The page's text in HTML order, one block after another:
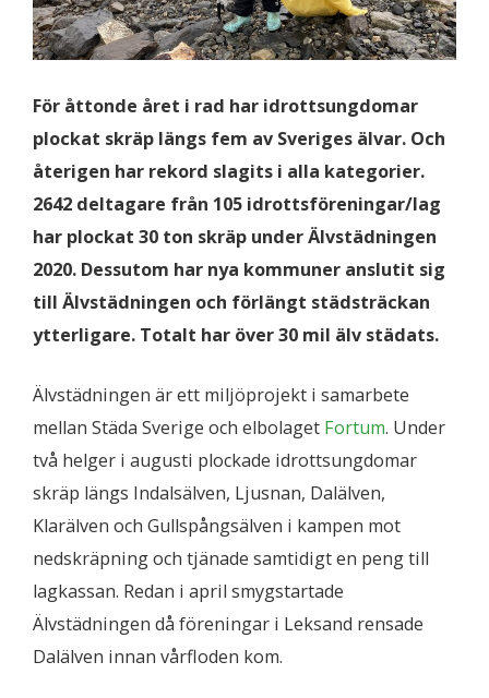
För åttonde året i rad har idrottsungdomar
plockat skräp längs fem av Sveriges älvar. Och
återigen har rekord slagits i alla kategorier.
2642 deltagare från 105 idrottsföreningar/lag
har plockat 30 ton skräp under Älvstädningen
2020. Dessutom har nya kommuner anslutit sig
till Älvstädningen och förlängt städsträckan
ytterligare. Totalt har över 30 mil älv städats.
Älvstädningen är ett miljöprojekt i samarbete
mellan Städa Sverige och elbolaget Fortum. Under
två helger i augusti plockade idrottsungdomar
skräp längs Indalsälven, Ljusnan, Dalälven,
Klarälven och Gullspångsälven i kampen mot
nedskräpning och tjänade samtidigt en peng till
lagkassan. Redan i april smygstartade
Älvstädningen då föreningar i Leksand rensade
Dalälven innan vårfloden kom.